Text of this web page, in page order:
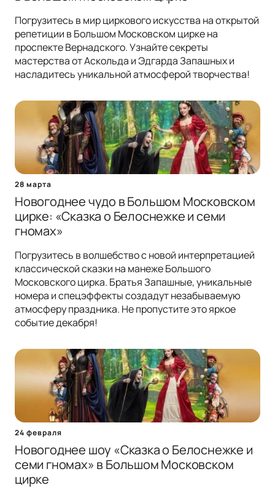
Погрузитесь в мир циркового искусства на открытой
репетиции в Большом Московском цирке на
проспекте Вернадского. Узнайте секреты
мастерства от Аскольда и Эдгарда Запашных и
насладитесь уникальной атмосферой творчества!
28 марта
Новогоднее чудо в Большом Московском
цирке: «Сказка о Белоснежке и семи
гномах»
Погрузитесь в волшебство с новой интерпретацией
классической сказки на манеже Большого
Московского цирка. Братья Запашные, уникальные
номера и спецэффекты создадут незабываемую
атмосферу праздника. Не пропустите это яркое
событие декабря!
24 февраля
Новогоднее шоу «Сказка о Белоснежке и
семи гномах» в Большом Московском
цирке